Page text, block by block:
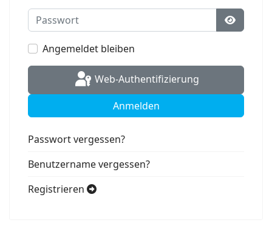
Passwort
Angemeldet bleiben
Web-Authentifizierung
Anmelden
Passwort vergessen?
Benutzername vergessen?
Registrieren